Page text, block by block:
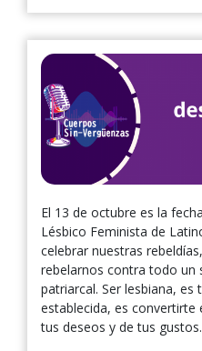
El 13 de octubre es la
Lésbico Feminista de
celebrar nuestras
rebelarnos contra todo un
patriarcal. Ser lesbiana, es
establecida, es convertirte
tus deseos y de tus